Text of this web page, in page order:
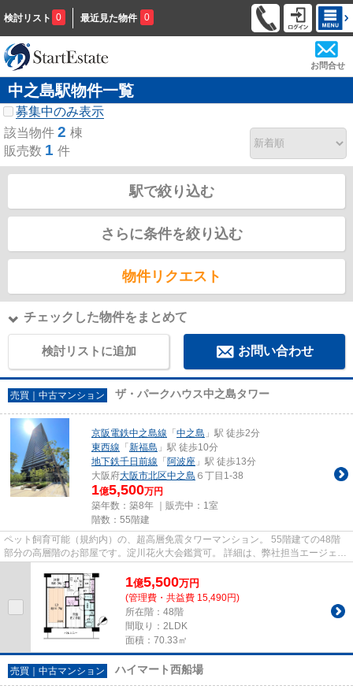
検討リスト 0 最近見た物件 0
お問合せ
中之島駅物件一覧
募集中のみ表示
該当物件 2 棟
販売数 1 件
駅で絞り込む
さらに条件を絞り込む
物件リクエスト
チェックした物件をまとめて
検討リストに追加 お問い合わせ
売買｜中古マンション ザ・パークハウス中之島タワー
京阪電鉄中之島線 「 中之島 」駅 徒歩2分
東西線 「 新福島 」駅 徒歩10分
地下鉄千日前線 「 阿波座 」駅 徒歩13分
大阪府大阪市北区中之島 ６丁目1-38
1億5,500万円
築年数：築8年 ｜販売中： 1室
階数：55階建
ペット飼育可能（規約内）の、超高層免震タワーマンション。 55階建ての48階
部分の高層階のお部屋です。淀川花火大会鑑賞可。 詳細は、弊社担当エージェン
1億5,500万円
(管理費・共益費 15,490円)
所在階：48階
間取り：2LDK
面積：70.33㎡
売買｜中古マンション ハイマート西船場